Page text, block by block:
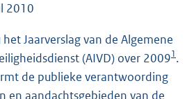
2010
Jaarverslag van de Algemene
(AIVD) over 20091.
de publieke verantwoording
en aandachtsgebieden van de